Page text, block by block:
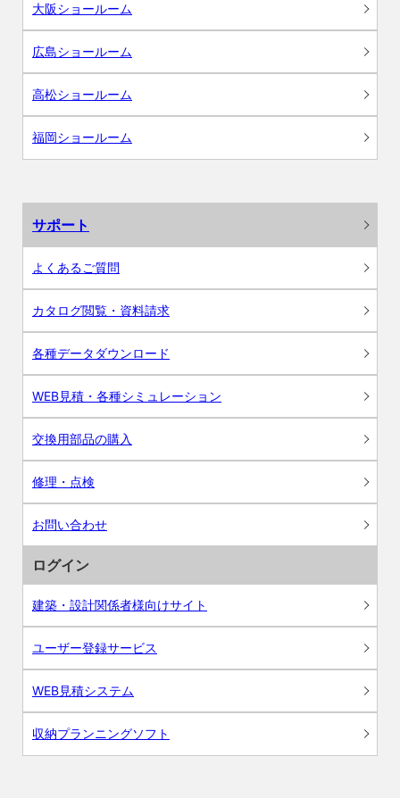
大阪ショールーム
広島ショールーム
高松ショールーム
福岡ショールーム
サポート
よくあるご質問
カタログ閲覧・資料請求
各種データダウンロード
WEB見積・各種シミュレーション
交換用部品の購入
修理・点検
お問い合わせ
ログイン
建築・設計関係者様向けサイト
ユーザー登録サービス
WEB見積システム
収納プランニングソフト